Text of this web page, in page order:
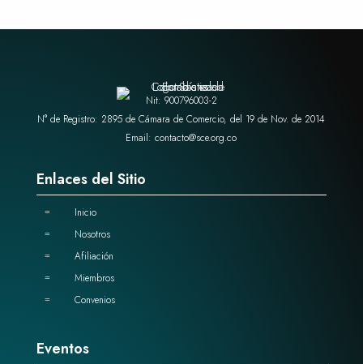
Nit: 900796003-2
N° de Registro: 2895 de Cámara de Comercio, del 19 de Nov. de 2014
Email: contacto@sce.org.co
Enlaces del Sitio
= Inicio
= Nosotros
= Afiliación
= Miembros
= Convenios
Eventos